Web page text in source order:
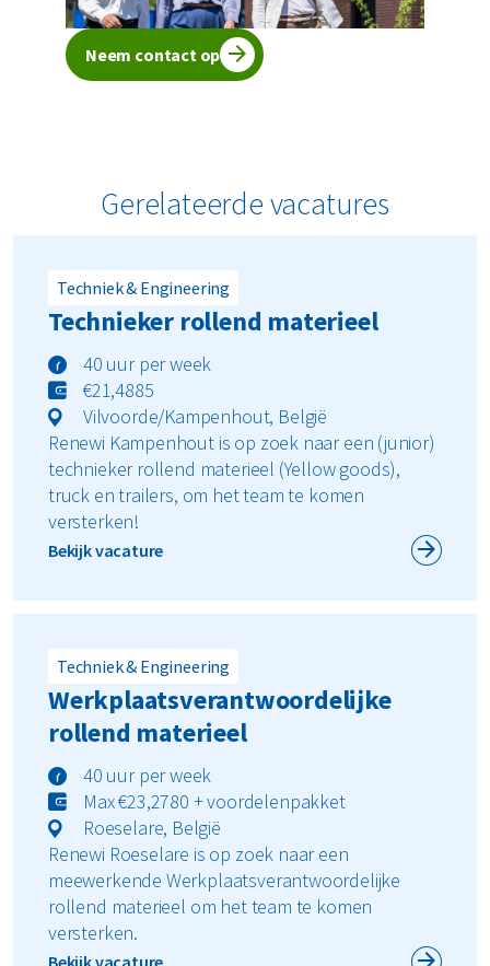
Neem contact op
Gerelateerde vacatures
Techniek & Engineering
Technieker rollend materieel
40 uur per week
€21,4885
Vilvoorde/Kampenhout, België
Renewi Kampenhout is op zoek naar een (junior)
technieker rollend materieel (Yellow goods),
truck en trailers, om het team te komen
versterken!
Bekijk vacature
Techniek & Engineering
Werkplaatsverantwoordelijke
rollend materieel
40 uur per week
Max €23,2780 + voordelenpakket
Roeselare, België
Renewi Roeselare is op zoek naar een
meewerkende Werkplaatsverantwoordelijke
rollend materieel om het team te komen
versterken.